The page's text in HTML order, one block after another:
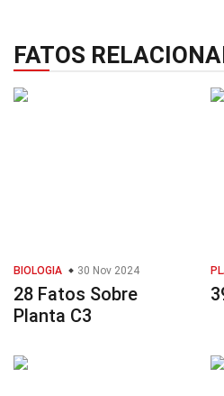
FATOS
BIOLOGIA 30 Nov 2024
28 Fatos Sobre
Planta C3